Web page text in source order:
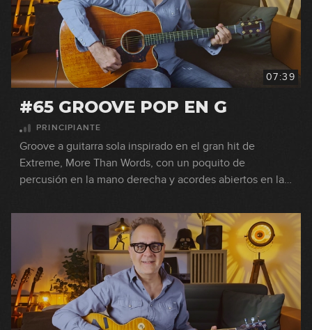
07:39
#65 GROOVE POP EN G
PRINCIPIANTE
Groove a guitarra sola inspirado en el gran hit de
Extreme, More Than Words, con un poquito de
percusión en la mano derecha y acordes abiertos en la